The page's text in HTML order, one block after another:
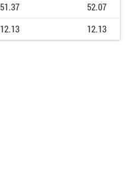
51.37
52.07
12.13 12.13